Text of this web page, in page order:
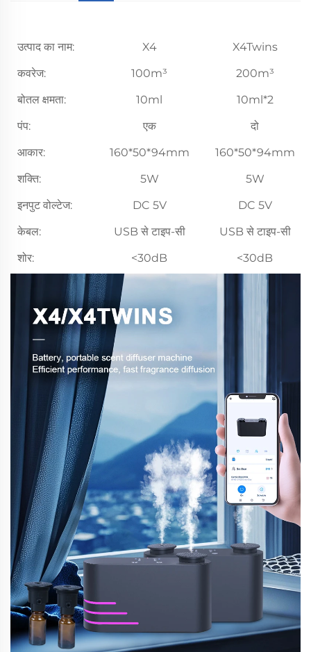
उत्पाद का नाम: X4
X4Twins
कवरेज:
100m³
200m³
बोतल क्षमता:
10ml
10ml*2
पंप:
एक
दो
आकार:
160*50*94mm
160*50*94mm
शक्ति:
5W
5W
इनपुट वोल्टेज:
DC 5V
DC 5V
केबल:
USB से टाइप-सी
USB से टाइप-सी
शोर:
<30dB <30dB